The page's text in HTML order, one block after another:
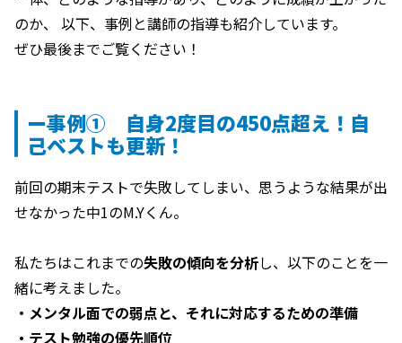
のか、 以下、事例と講師の指導も紹介しています。
ぜひ最後までご覧ください！
ー事例① 自身2度目の450点超え！自
己ベストも更新！
前回の期末テストで失敗してしまい、思うような結果が出
せなかった中1のM.Yくん。
私たちはこれまでの失敗の傾向を分析し、以下のことを一
緒に考えました。
・メンタル面での弱点と、それに対応するための準備
・テスト勉強の優先順位